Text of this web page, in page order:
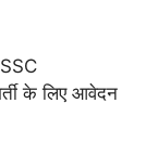
के लिए आवेदन